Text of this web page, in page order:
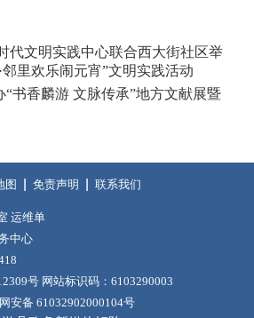
代文明实践中心联合西大街社区举
里欢乐闹元宵”文明实践活动
“书香麟游 文脉传承”地方文献展暨
图 免责声明 联系我们
运维单
中心
号 网站标识码：6103290003
安备 61032902000104号